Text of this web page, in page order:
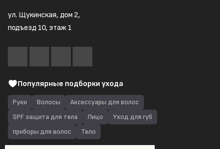
ул. Щукинская, дом 2,
подъезд 10, этаж 1
Популярные подборки ухода
Руки Волосы
Аксессуары для волос
SPF защита для тела
Лицо
Уход для губ
приборы для волос
Тело